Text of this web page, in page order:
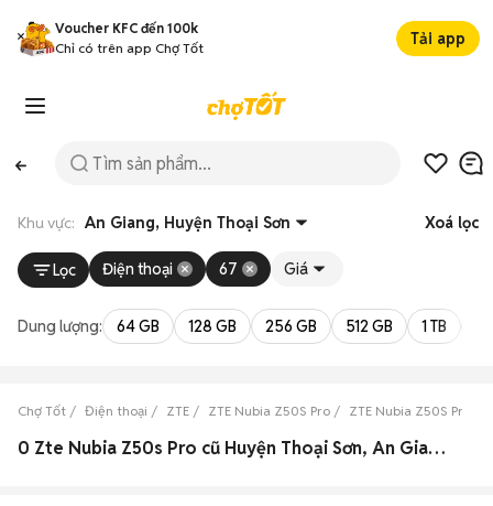
Voucher KFC đến 100k
Chỉ có trên app Chợ Tốt
Tải app
Khu vực: An Giang, Huyện Thoại Sơn Xoá lọc
Lọc Điện thoại 67 Giá
Dung lượng: 64 GB 128 GB 256 GB 512 GB 1 TB
Chợ Tốt Điện thoại ZTE ZTE Nubia Z50S Pro ZTE Nubia Z50S Pro
0 Zte Nubia Z50s Pro cũ Huyện Thoại Sơn, An Giang đẹp